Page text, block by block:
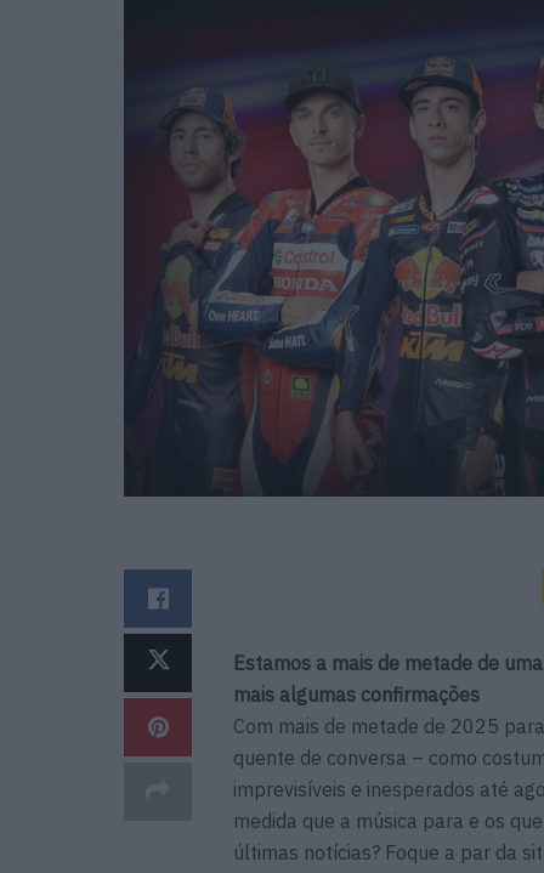
Estamos a mais de metade de
mais algumas confirmações
Com mais de metade de 2025
quente de conversa – como
imprevisíveis e inesperados até
medida que a música para e os
últimas notícias? Foque a par da